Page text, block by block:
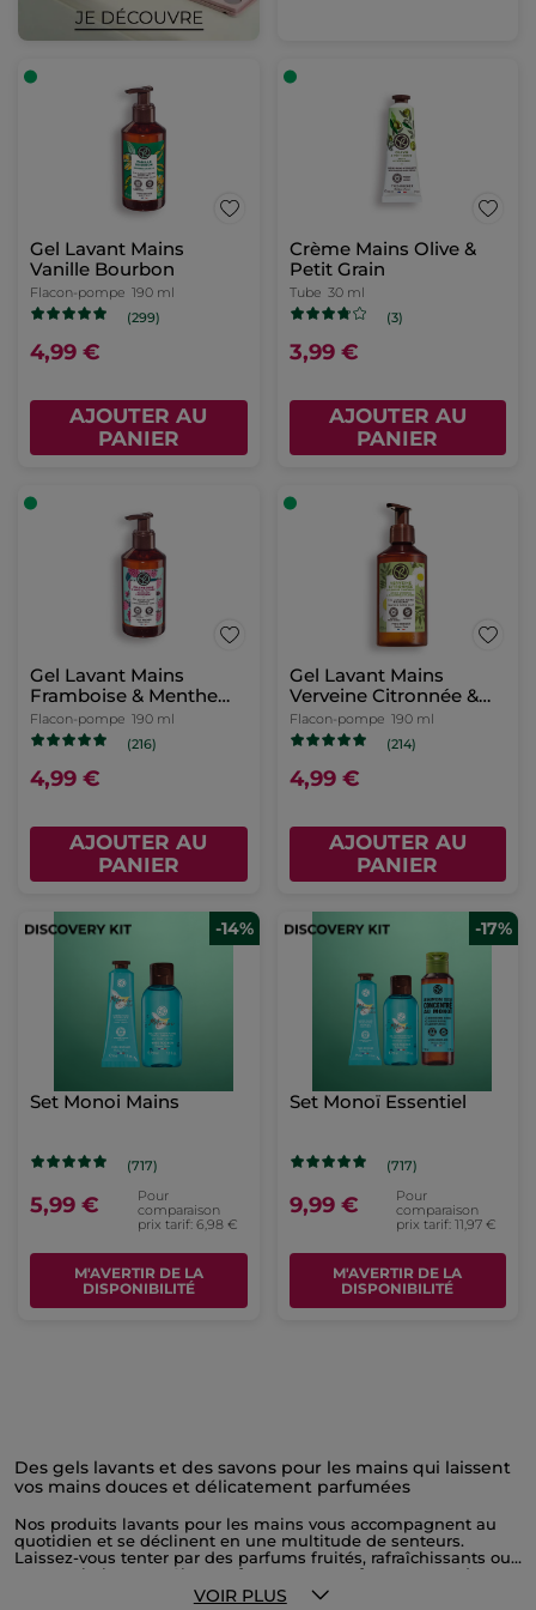
Gel Lavant Mains
Vanille Bourbon
Flacon-pompe 190 ml
(299)
4,99 €
AJOUTER AU
PANIER
Crème Mains Olive &
Petit Grain
Tube 30 ml
(3)
3,99 €
AJOUTER AU
PANIER
Gel Lavant Mains
Framboise & Menthe
Poivrée
Flacon-pompe 190 ml
(216)
4,99 €
AJOUTER AU
PANIER
Gel Lavant Mains
Verveine Citronnée &
Fleur de Camomille
Flacon-pompe 190 ml
(214)
4,99 €
AJOUTER AU
PANIER
-14%
Set Monoi Mains
(717)
5,99 €
Pour
comparaison
prix tarif: 6,98 €
M'AVERTIR DE LA
DISPONIBILITÉ
-17%
Set Monoï Essentiel
(717)
9,99 €
Pour
comparaison
prix tarif: 11,97 €
M'AVERTIR DE LA
DISPONIBILITÉ
Des gels lavants et des savons pour les mains qui laissent
vos mains douces et délicatement parfumées
Nos produits lavants pour les mains vous accompagnent au
quotidien et se déclinent en une multitude de senteurs.
Laissez-vous tenter par des parfums fruités, rafraîchissants ou
encore chaleureux. Chaque fragrance vous fera voyager dans
un univers différent. Nos savons en pain sont fabriqués avec
VOIR PLUS